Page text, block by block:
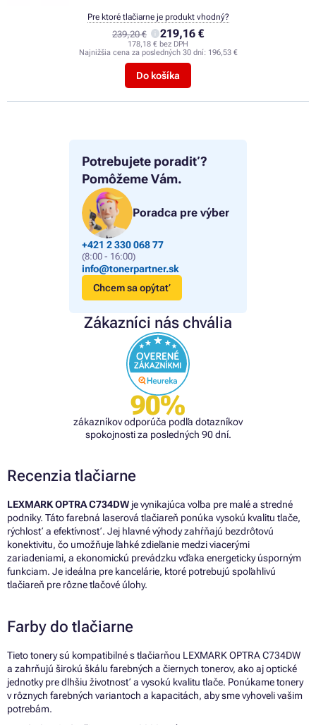
Potrebujete poradiť?
Pomôžeme Vám.
Poradca pre výber
+421 2 330 068 77
(8:00 - 16:00)
info@tonerpartner.sk
Chcem sa opýtať
Zákazníci nás chvália
90%
zákazníkov odporúča podľa dotazníkov
spokojnosti za posledných 90 dní.
239,20 € 219,16 €
178,18 € bez DPH
Najnižšia cena za posledných 30 dní: 196,53 €
Do košíka
Pre ktoré tlačiarne je produkt vhodný?
Recenzia tlačiarne
LEXMARK OPTRA C734DW je vynikajúca voľba pre malé a stredné
podniky. Táto farebná laserová tlačiareň ponúka vysokú kvalitu tlače,
rýchlosť a efektívnosť. Jej hlavné výhody zahŕňajú bezdrôtovú
konektivitu, čo umožňuje ľahké zdieľanie medzi viacerými
zariadeniami, a ekonomickú prevádzku vďaka energeticky úsporným
funkciam. Je ideálna pre kancelárie, ktoré potrebujú spoľahlivú
tlačiareň pre rôzne tlačové úlohy.
Farby do tlačiarne
Tieto tonery sú kompatibilné s tlačiarňou LEXMARK OPTRA C734DW
a zahrňujú širokú škálu farebných a čiernych tonerov, ako aj optické
jednotky pre dlhšiu životnosť a vysokú kvalitu tlače. Ponúkame tonery
v rôznych farebných variantoch a kapacitách, aby sme vyhoveli vašim
potrebám.